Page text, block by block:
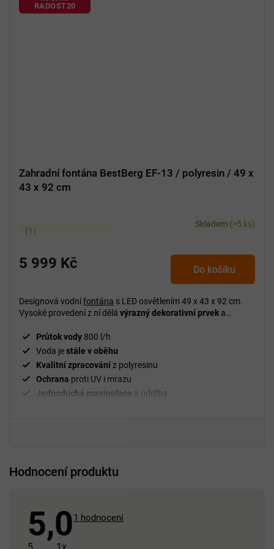
RADOST20
Zahradní fontána BestBerg EF-13 / polyresin / 49 x
43 x 92 cm
Průměrné
produktu
z
5
Skladem (>5 ks)
5 999 Kč Do košíku
Designová vodnífontána s LED osvětlením 49 x 43 x 92 cm.
Vysoké provedení z ní dělá výrazný dekorativní prvek a
relaxační atmosféru.
Průtok vody 800 l/h
Voda jestále v oběhu
Kvalitní zpracováníz polyresinu
Ochrana proti UV i mrazu
Jednoduchá manipulace a údržba
Hodnocení produktu
5,0Průměrné
1 hodnocení